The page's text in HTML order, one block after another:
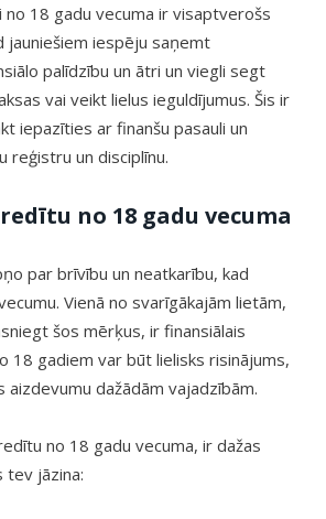
no 18 gadu vecuma ir visaptverošs
jauniešiem iespēju saņemt
palīdzību un ātri un viegli segt
vai veikt lielus ieguldījumus. Šis ir
iepazīties ar finanšu pasauli un
reģistru un disciplīnu.
no 18 gadu vecuma
par brīvību un neatkarību, kad
Vienā no svarīgākajām lietām,
šos mērķus, ir finansiālais
18 gadiem var būt lielisks risinājums,
aizdevumu dažādām vajadzībām.
no 18 gadu vecuma, ir dažas
tev jāzina: